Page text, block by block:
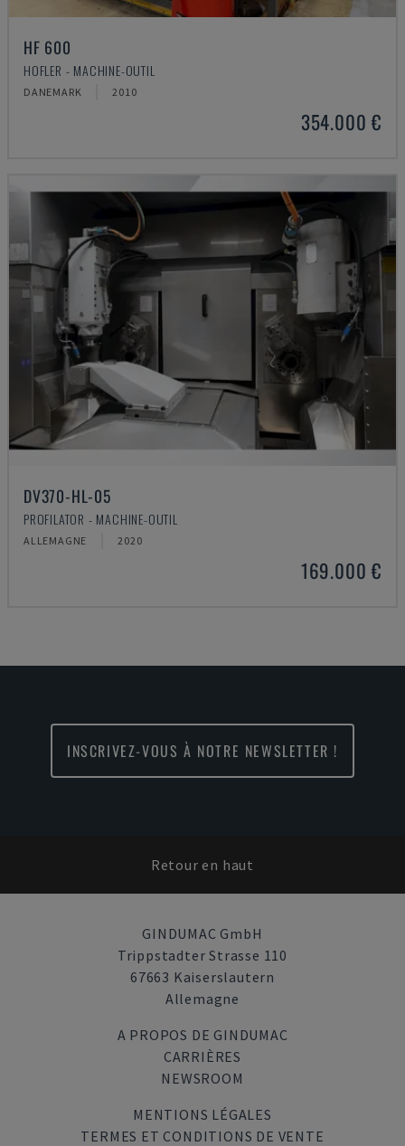
HF 600
HOFLER - MACHINE-OUTIL
DANEMARK 2010
354.000 €
DV370-HL-05
PROFILATOR - MACHINE-OUTIL
ALLEMAGNE 2020
169.000 €
INSCRIVEZ-VOUS À NOTRE NEWSLETTER !
Retour en haut
GINDUMAC GmbH
Trippstadter Strasse 110
67663 Kaiserslautern
Allemagne
A PROPOS DE GINDUMAC
CARRIÈRES
NEWSROOM
MENTIONS LÉGALES
TERMES ET CONDITIONS DE VENTE